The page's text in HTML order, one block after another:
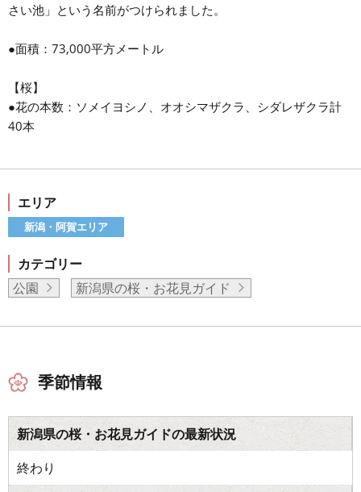
さい池」という名前がつけられました。
●面積：73,000平方メートル
【桜】
●花の本数：ソメイヨシノ、オオシマザクラ、シダレザクラ計
40本
エリア
新潟・阿賀エリア
カテゴリー
公園
新潟県の桜・お花見ガイド
季節情報
新潟県の桜・お花見ガイドの最新状況
終わり